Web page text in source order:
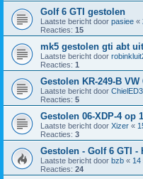
Golf 6 GTI gestolen
Laatste bericht door pasiee «
Reacties: 15
mk5 gestolen gti abt
Laatste bericht door
Reacties: 1
Gestolen KR-249-B
Laatste bericht door
Reacties: 5
Gestolen 06-XDP-4 op
Laatste bericht door Xizer «
Reacties: 3
Gestolen - Golf 6 GTI -
Laatste bericht door bzb « 14
Reacties: 24